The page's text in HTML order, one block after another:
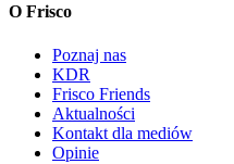
O Frisco
Poznaj nas
KDR
Frisco Friends
Aktualności
Kontakt dla mediów
Opinie